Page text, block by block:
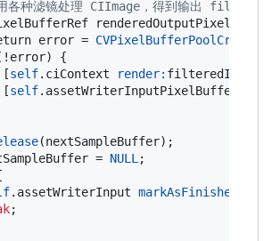
各种滤镜处理 CIImage，得到输出
error =
{
self.ciContext render: filteredImage
self
(nextSampleBuffer);
=
NULL ;
.assetWriterInput markAsFinished
;